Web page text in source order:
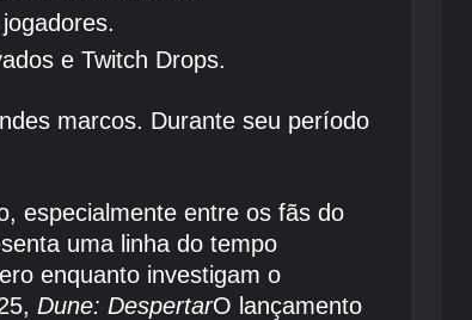
e Twitch Drops.
marcos. Durante seu período
especialmente entre os fãs do
uma linha do tempo
enquanto investigam o
Dune: DespertarO lançamento